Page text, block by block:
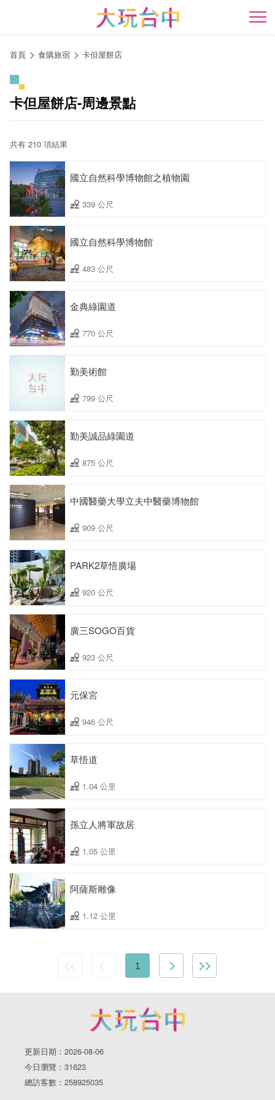
開
首頁 食購旅宿 卡但屋餅店
卡但屋餅店-周邊景點
共有 210 項結果
國立自然科學博物館之植物園
339 公尺
國立自然科學博物館
483 公尺
金典綠園道
770 公尺
勤美術館
799 公尺
勤美誠品綠園道
875 公尺
中國醫藥大學立夫中醫藥博物館
909 公尺
PARK2草悟廣場
920 公尺
廣三SOGO百貨
923 公尺
元保宮
946 公尺
草悟道
1.04 公里
孫立人將軍故居
1.05 公里
阿薩斯雕像
1.12 公里
1
更新日期：2026-08-06
今日瀏覽：31623
總訪客數：258925035